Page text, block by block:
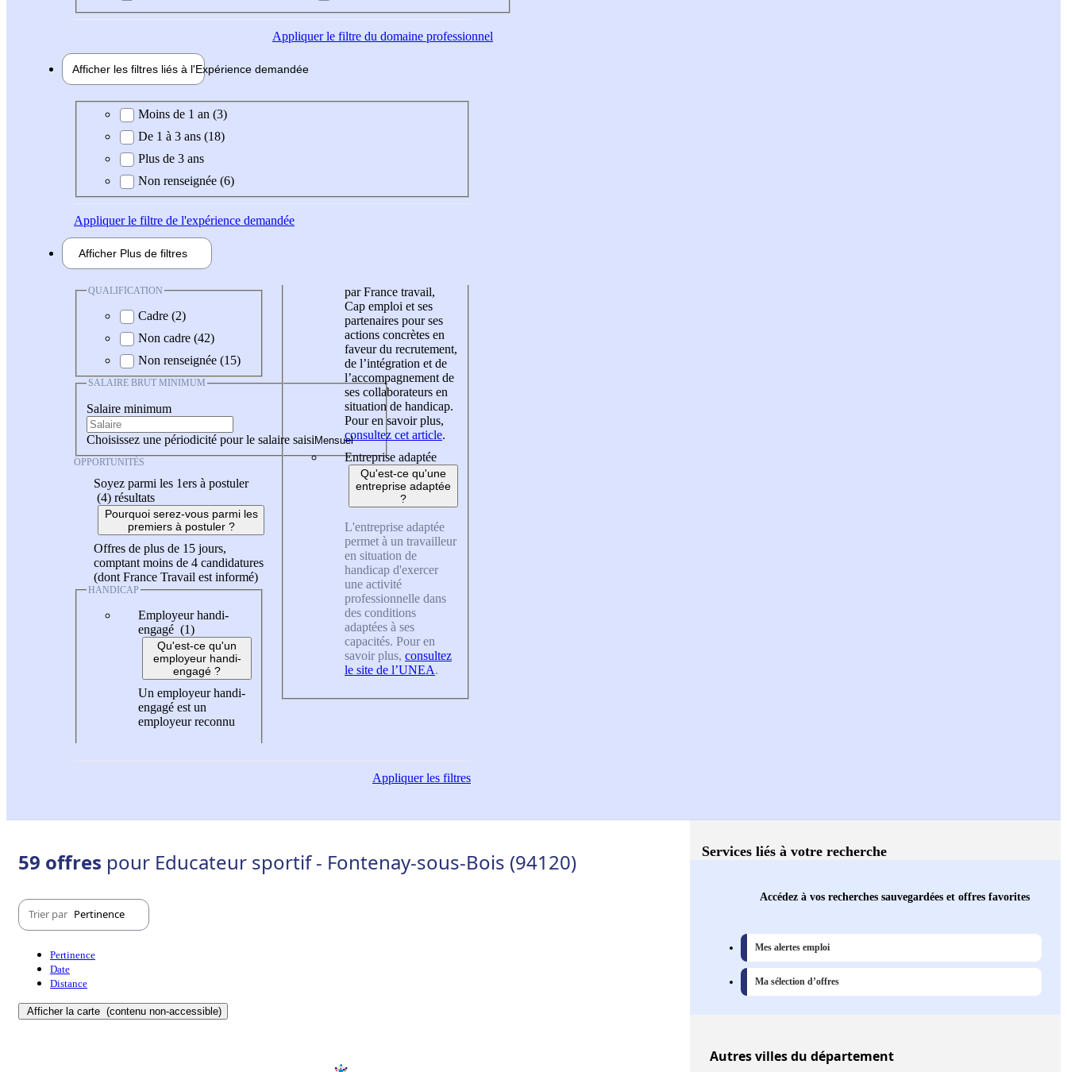
Appliquerle filtre du domaine professionnel
Afficher les filtres liés à l'Expérience demandée
Expérience demandée
Moins de 1 an (3)
De 1 à 3 ans (18)
Plus de 3 ans
Non renseignée (6)
Appliquerle filtre de l'expérience demandée
Afficher Plus de filtres
QUALIFICATION
Cadre (2)
Non cadre (42)
Non renseignée (15)
SALAIRE BRUT MINIMUM
Salaire minimum
Choisissez une périodicité pour le salaire saisi
OPPORTUNITÉS
Soyez parmi les 1ers à postuler
(4) résultats
Pourquoi serez-vous parmi les
premiers à postuler ?
Offres de plus de 15 jours,
comptant moins de 4 candidatures
(dont France Travail est informé)
HANDICAP
Employeur handi-
engagé (1)
Qu'est-ce qu'un
employeur handi-
engagé ?
Un employeur handi-
engagé est un
employeur reconnu
par France travail,
Cap emploi et ses
partenaires pour ses
actions concrètes en
faveur du recrutement,
de l’intégration et de
l’accompagnement de
ses collaborateurs en
situation de handicap.
Pour en savoir plus,
consultez cet article.
Entreprise adaptée
Qu'est-ce qu'une
entreprise adaptée
?
L'entreprise adaptée
permet à un travailleur
en situation de
handicap d'exercer
une activité
professionnelle dans
des conditions
adaptées à ses
capacités. Pour en
savoir plus, consultez
le site de l’UNEA.
Appliquerles filtres
59 offres pour Educateur sportif - Fontenay-sous-Bois (94120)
Trier par Pertinence
Pertinence
Date
Distance
Afficher la carte (contenu non-accessible)
Services liés à votre recherche
Accédez à vos recherches sauvegardées et offres favorites
Mes alertes emploi
Ma sélection d’offres
Autresvillesdu département